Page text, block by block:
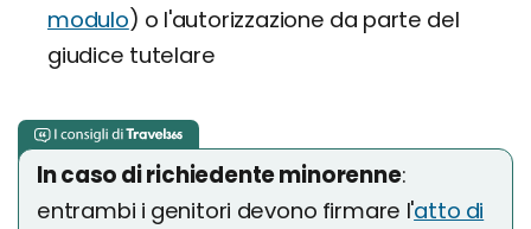
modulo) o l'autorizzazione da parte del
giudice tutelare
In caso di richiedente minorenne:
entrambi i genitori devono firmare l'atto di